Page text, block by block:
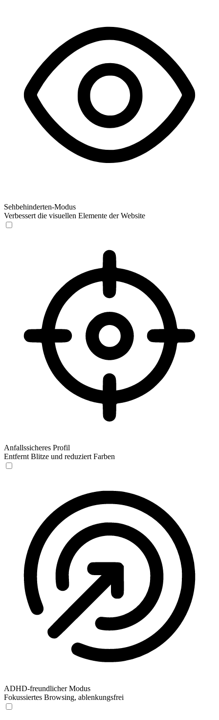
Sehbehinderten-Modus
Verbessert die visuellen Elemente der Website
Anfallssicheres Profil
Entfernt Blitze und reduziert Farben
ADHD-freundlicher Modus
Fokussiertes Browsing, ablenkungsfrei